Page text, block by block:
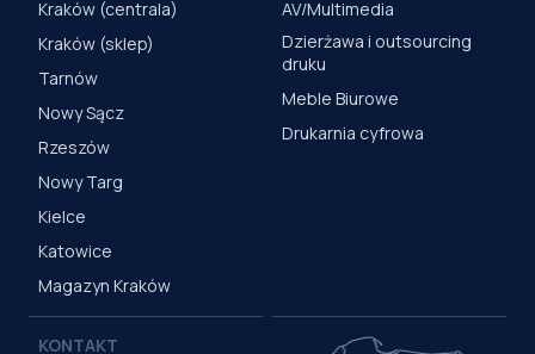
Kraków (centrala)
Kraków (sklep)
Tarnów
Nowy Sącz
Rzeszów
Nowy Targ
Kielce
Katowice
Magazyn Kraków
AV/Multimedia
Dzierżawa i outsourcing
druku
Meble Biurowe
Drukarnia cyfrowa
KONTAKT